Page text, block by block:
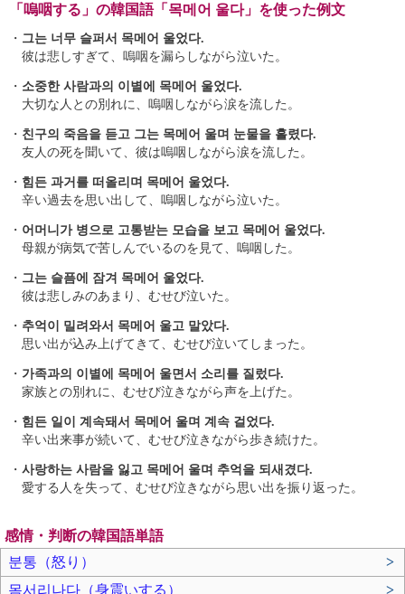
「嗚咽する」の韓国語「목메어 울다」を使った例文
・ 그는 너무 슬퍼서 목메어 울었다.
彼は悲しすぎて、嗚咽を漏らしながら泣いた。
・ 소중한 사람과의 이별에 목메어 울었다.
大切な人との別れに、嗚咽しながら涙を流した。
・ 친구의 죽음을 듣고 그는 목메어 울며 눈물을 흘렸다.
友人の死を聞いて、彼は嗚咽しながら涙を流した。
・ 힘든 과거를 떠올리며 목메어 울었다.
辛い過去を思い出して、嗚咽しながら泣いた。
・ 어머니가 병으로 고통받는 모습을 보고 목메어 울었다.
母親が病気で苦しんでいるのを見て、嗚咽した。
・ 그는 슬픔에 잠겨 목메어 울었다.
彼は悲しみのあまり、むせび泣いた。
・ 추억이 밀려와서 목메어 울고 말았다.
思い出が込み上げてきて、むせび泣いてしまった。
・ 가족과의 이별에 목메어 울면서 소리를 질렀다.
家族との別れに、むせび泣きながら声を上げた。
・ 힘든 일이 계속돼서 목메어 울며 계속 걸었다.
辛い出来事が続いて、むせび泣きながら歩き続けた。
・ 사랑하는 사람을 잃고 목메어 울며 추억을 되새겼다.
愛する人を失って、むせび泣きながら思い出を振り返った。
感情・判断の韓国語単語
분통（怒り）
>
몸서리나다（身震いする）
>